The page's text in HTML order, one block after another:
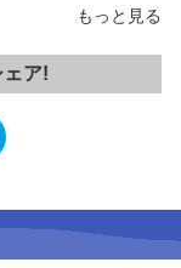
もっと見る
ア!